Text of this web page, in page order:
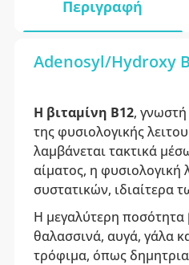
Περιγραφή
Adenosyl/Hydroxy
Η βιταμίνη B12, γνωστή
της φυσιολογικής
λαμβάνεται τακτικά
αίματος, η φυσιολογική
συστατικών, ιδιαίτερα
Η μεγαλύτερη ποσότητα
θαλασσινά, αυγά, γάλα
τρόφιμα, όπως